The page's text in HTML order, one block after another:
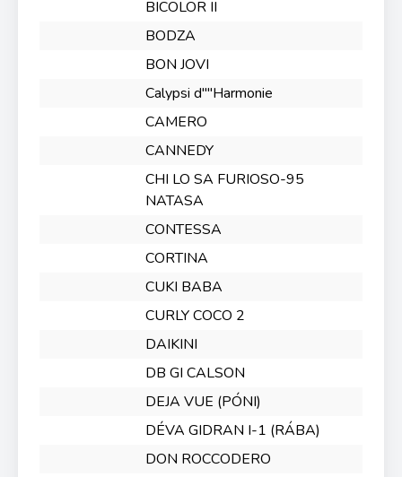
BICOLOR II
BODZA
BON JOVI
Calypsi d''''Harmonie
CAMERO
CANNEDY
CHI LO SA FURIOSO-95
NATASA
CONTESSA
CORTINA
CUKI BABA
CURLY COCO 2
DAIKINI
DB GI CALSON
DEJA VUE (PÓNI)
DÉVA GIDRAN I-1 (RÁBA)
DON ROCCODERO